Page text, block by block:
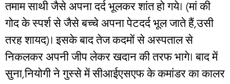
तमाम साथी जैसे अपना दर्द भूलकर शांत हो गये। (मां की
गोद के स्पर्श से जैसे बच्चे अपना पेटदर्द भूल जाते हैं,उसी
तरह शायद)। इसके बाद तेज कदमों से अस्पताल से
निकलकर अपनी जीप लेकर खदान की तरफ भागे। बाद में
सुना,नियोगी ने गुस्से में सीआईएसएफ के कमांडर का कालर